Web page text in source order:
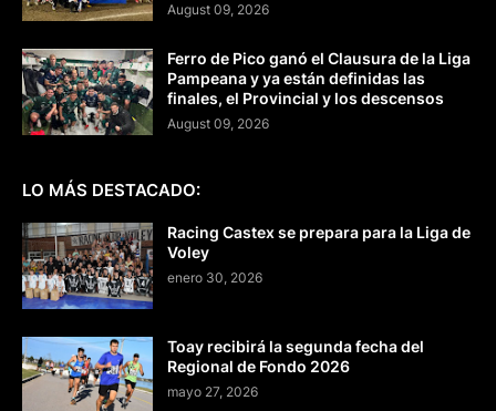
August 09, 2026
Ferro de Pico ganó el Clausura de la Liga
Pampeana y ya están definidas las
finales, el Provincial y los descensos
August 09, 2026
LO MÁS DESTACADO:
Racing Castex se prepara para la Liga de
Voley
enero 30, 2026
Toay recibirá la segunda fecha del
Regional de Fondo 2026
mayo 27, 2026